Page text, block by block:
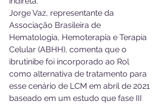
Jorge Vaz, representante da
Associação Brasileira de
Hematologia, Hemoterapia e Terapia
Celular (ABHH), comenta que o
ibrutinibe foi incorporado ao Rol
como alternativa de tratamento para
esse cenário de LCM em abril de 2021
baseado em um estudo que fase III